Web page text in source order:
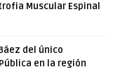
Muscular Espinal
del único
en la región